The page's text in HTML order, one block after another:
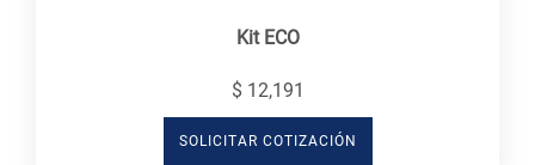
Kit ECO
$ 12,191
SOLICITAR COTIZACIÓN